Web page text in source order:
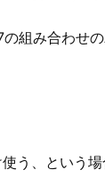
組み合わせ
う、という